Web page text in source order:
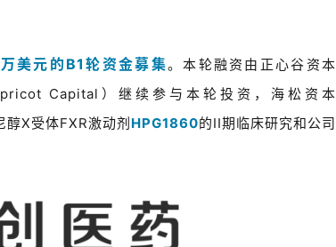
美元的B1轮资金募集。本轮融资由正心谷资本
Capital）继续参与本轮投资，海松资本
X受体FXR激动剂 HPG1860的II期临床研究和公司